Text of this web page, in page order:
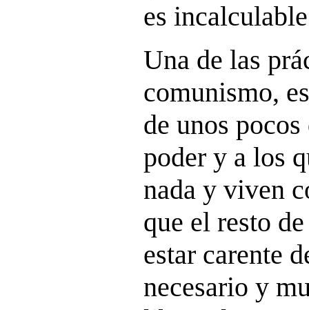
es
Una de las
comunismo,
de unos
poder y a los
nada y viven
que el resto
estar carente
necesario y